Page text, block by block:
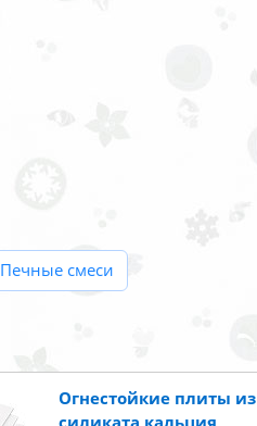
Печные смеси
Огнестойкие плиты из
силиката кальция